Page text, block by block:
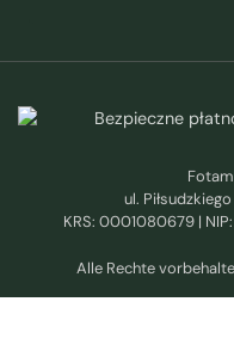
ul.
KRS: 0001080679 |
Alle Rechte